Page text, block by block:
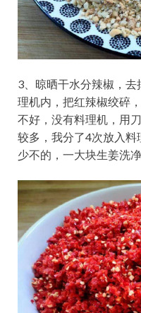
3、晾晒干水分辣椒，
理机内，把红辣椒绞碎
不好，没有料理机，用
较多，我分了4次放入
少不的，一大块生姜洗